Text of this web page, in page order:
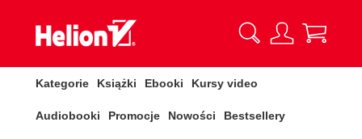
Kategorie Książki Ebooki Kursy video
Audiobooki Promocje Nowości Bestsellery